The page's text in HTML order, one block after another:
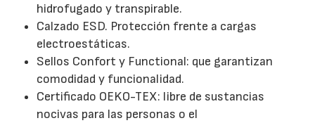
hidrofugado y transpirable.
Calzado ESD. Protección frente a cargas
electroestáticas.
Sellos Confort y Functional: que garantizan
comodidad y funcionalidad.
Certificado OEKO-TEX: libre de sustancias
nocivas para las personas o el